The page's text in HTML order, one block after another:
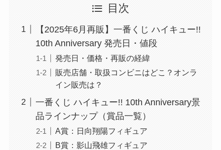
目次
【2025年6月再販】一番くじ ハイキュー!!
10th Anniversary 発売日・値段
発売日・価格・再販の経緯
販売店舗・取扱コンビニはどこ？オンラ
イン販売は？
一番くじ ハイキュー!! 10th Anniversary景
品ラインナップ（賞品一覧）
A賞：日向翔陽フィギュア
B賞：影山飛雄フィギュア